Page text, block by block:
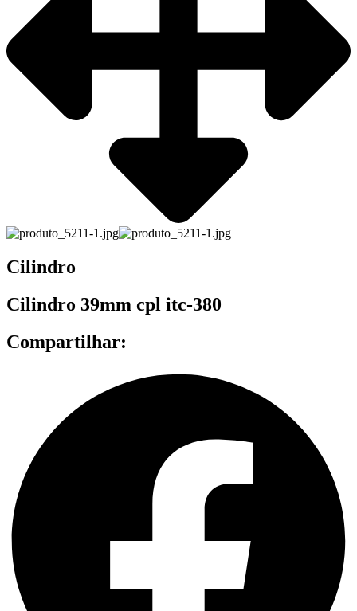
Cilindro
Cilindro 39mm cpl itc-380
Compartilhar: